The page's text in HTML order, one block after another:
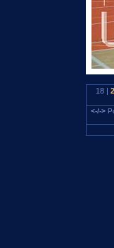
18 |
<-/->